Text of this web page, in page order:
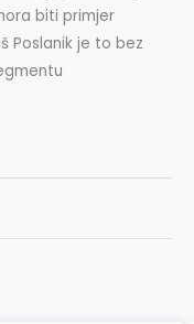
biti primjer
Poslanik je to bez